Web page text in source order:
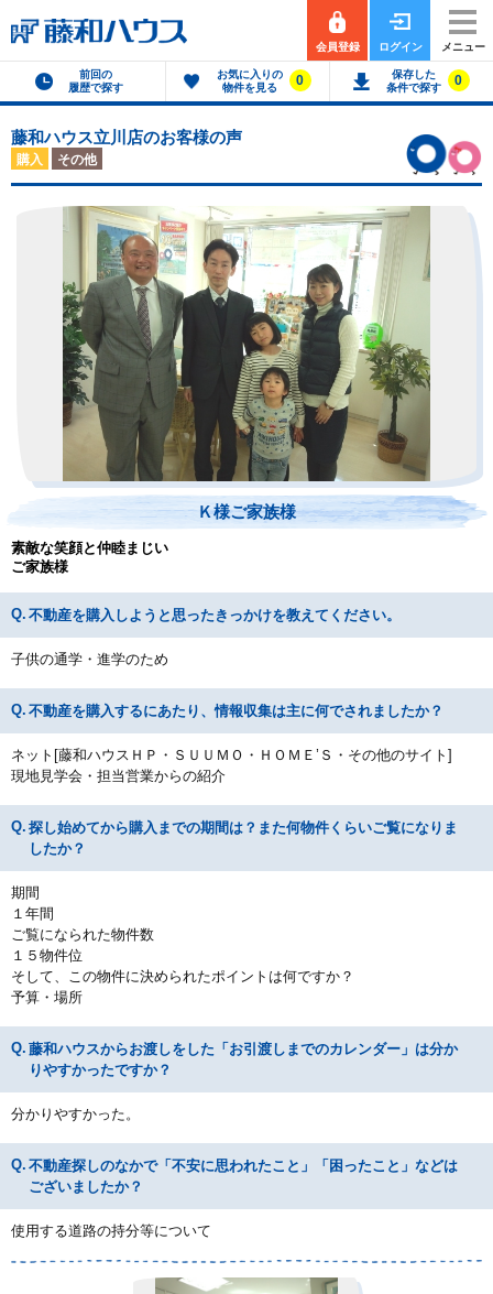
会員登録 ログイン メニュー
前回の
履歴で探す
お気に入りの
物件を見る
0
保存した
条件で探す
0
藤和ハウス立川店のお客様の声
購入 その他
Ｋ様ご家族様
素敵な笑顔と仲睦まじい
ご家族様
不動産を購入しようと思ったきっかけを教えてください。
子供の通学・進学のため
不動産を購入するにあたり、情報収集は主に何でされましたか？
ネット[藤和ハウスＨＰ・ＳＵＵＭＯ・ＨＯＭＥ’Ｓ・その他のサイト]
現地見学会・担当営業からの紹介
探し始めてから購入までの期間は？また何物件くらいご覧になりま
したか？
期間
１年間
ご覧になられた物件数
１５物件位
そして、この物件に決められたポイントは何ですか？
予算・場所
藤和ハウスからお渡しをした「お引渡しまでのカレンダー」は分か
りやすかったですか？
分かりやすかった。
不動産探しのなかで「不安に思われたこと」「困ったこと」などは
ございましたか？
使用する道路の持分等について